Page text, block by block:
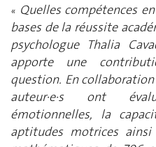
« Quelles compétences
bases de la réussite
psychologue Thalia
apporte une
question. En collaboration
auteur·e·s ont
émotionnelles, la
aptitudes motrices